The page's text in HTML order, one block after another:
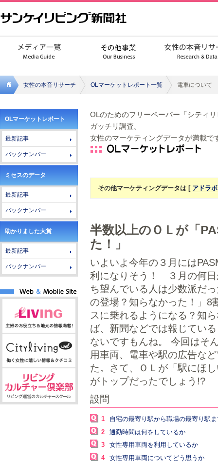
イリビ
ング新
女性の本音リサーチ OLマーケットレポート一覧 電車について
OLマーケットレポート
最新記事
バックナンバー
ミセスのデータ
最新記事
バックナンバー
助かりました大賞
最新記事
バックナンバー
OLのためのフリーペーパー「シティ
ガッチリ調査。
女性のマーケティングデータが満載で
その他マーケティングデータは [ アドラ
半数以上のＯＬが「
た！」
いよいよ今年の３月には
利になりそう！ ３月の何
ち望んでいる人は少数派だ
の登場？知らなかった！」8
スに乗れるようになる？知
ば、新聞などでは報じてい
ないですもんね。 今回はそ
用車両、電車や駅の広告な
た。さて、ＯＬが「駅にほ
がトップだったでしょう!?
設問
1
自宅の最寄り駅から職場の最寄り駅
2
通勤時間は何をしているか
3
女性専用車両を利用しているか
4
女性専用車両についてどう思うか